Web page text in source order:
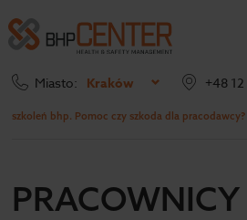
Miasto: Kraków +48
szkoleń bhp. Pomoc czy szkoda dla pracodawcy?
PRACOWNICY